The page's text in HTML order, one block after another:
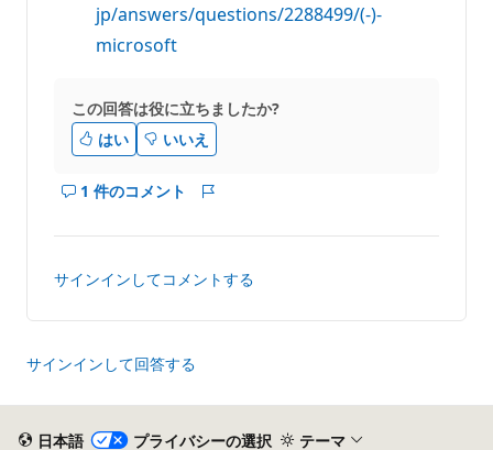
jp/answers/questions/2288499/(-)-
microsoft
この回答は役に立ちましたか?
はい
いいえ
1 件のコメント
こ
答
の
コ
ン
を
表
ト
サインインしてコメントする
サインインして回答する
日本語 プライバシーの選択 テーマ